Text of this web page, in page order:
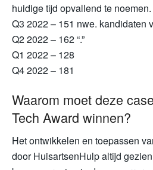
huidige tijd opvallend te noemen.
Q3 2022 – 151 nwe. kandidaten
Q2 2022 – 162 “.”
Q1 2022 – 128
Q4 2022 – 181
Waarom moet deze
Tech Award winnen?
Het ontwikkelen en toepassen
door HuisartsenHulp altijd